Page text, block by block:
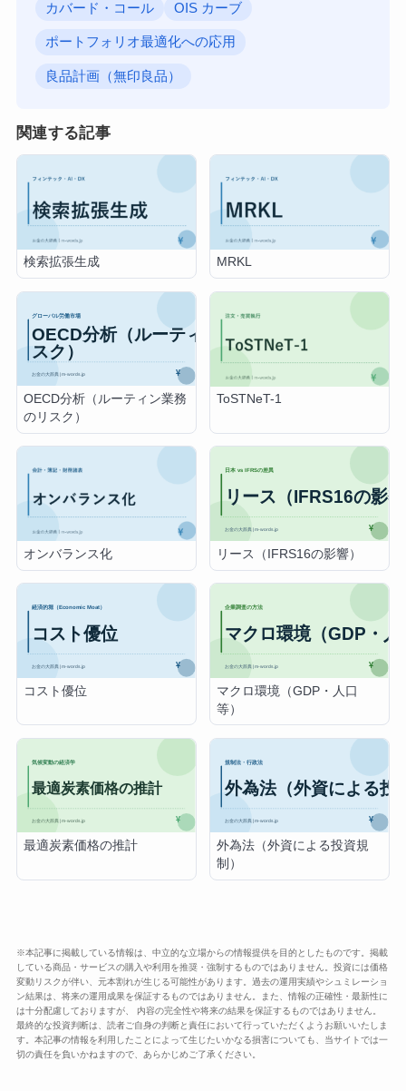
カバード・コール OIS カーブ
ポートフォリオ最適化への応用
良品計画（無印良品）
関連する記事
検索拡張生成 MRKL
OECD分析（ルーティン業務
のリスク）
ToSTNeT-1
オンバランス化 リース（IFRS16の影響）
コスト優位
マクロ環境（GDP・人口
等）
最適炭素価格の推計
外為法（外資による投資規
制）
※本記事に掲載している情報は、中立的な立場からの情報提供を目的としたものです。掲載
している商品・サービスの購入や利用を推奨・強制するものではありません。投資には価格
変動リスクが伴い、元本割れが生じる可能性があります。過去の運用実績やシュミレーショ
ン結果は、将来の運用成果を保証するものではありません。また、情報の正確性・最新性に
は十分配慮しておりますが、 内容の完全性や将来の結果を保証するものではありません。
最終的な投資判断は、読者ご自身の判断と責任において行っていただくようお願いいたしま
す。本記事の情報を利用したことによって生じたいかなる損害についても、当サイトでは一
切の責任を負いかねますので、あらかじめご了承ください。